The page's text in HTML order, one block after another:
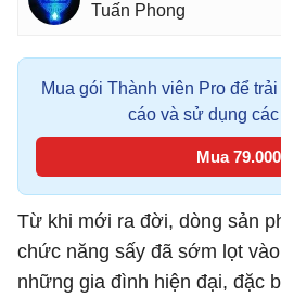
Tuấn Phong
Mua gói Thành viên Pro để
cáo và sử dụng các
Mua
Từ khi mới ra đời, dòng sản
chức năng sấy đã sớm lọt
những gia đình hiện đại, đặc